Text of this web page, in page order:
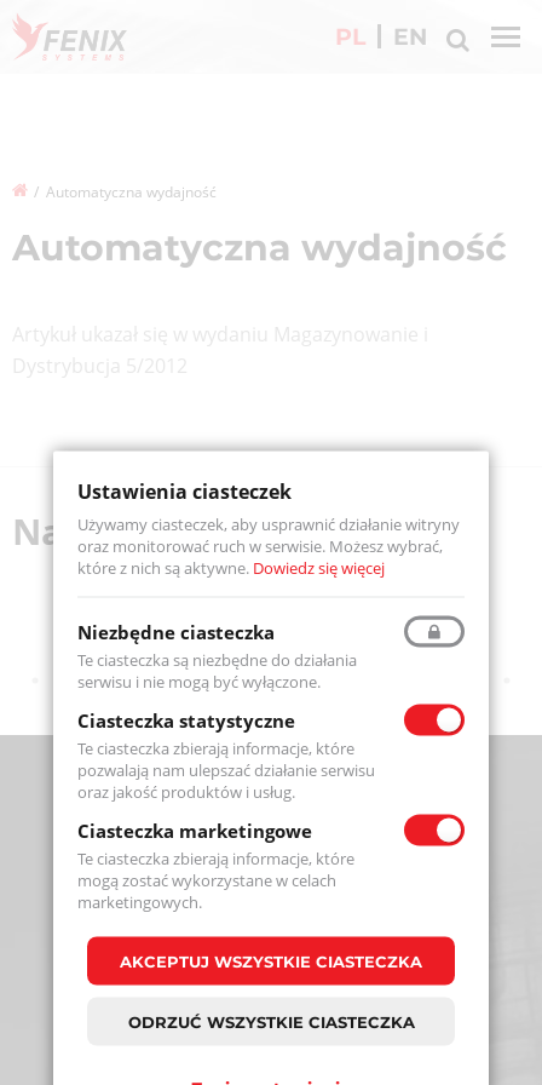
Przejdź
do
PL EN
Ścieżka
/ Automatyczna wydajność
Automatyczna wydajność
Artykuł ukazał się w wydaniu Magazynowanie i
Dystrybucja 5/2012
Nasipartnerzy
Adres
Fenix Systems Sp. z o. o.
ul. Długa 40,
05-530 Góra Kalwaria
Ustawienia ciasteczek
Używamy ciasteczek, aby usprawnić działanie witryny
oraz monitorować ruch w serwisie. Możesz wybrać,
które z nich są aktywne. Dowiedz się więcej
Niezbędne ciasteczka
Te ciasteczka są niezbędne do działania
serwisu i nie mogą być wyłączone.
Ciasteczka statystyczne
Te ciasteczka zbierają informacje, które
pozwalają nam ulepszać działanie serwisu
oraz jakość produktów i usług.
Ciasteczka marketingowe
Te ciasteczka zbierają informacje, które
mogą zostać wykorzystane w celach
marketingowych.
AKCEPTUJ WSZYSTKIE CIASTECZKA
ODRZUĆ WSZYSTKIE CIASTECZKA